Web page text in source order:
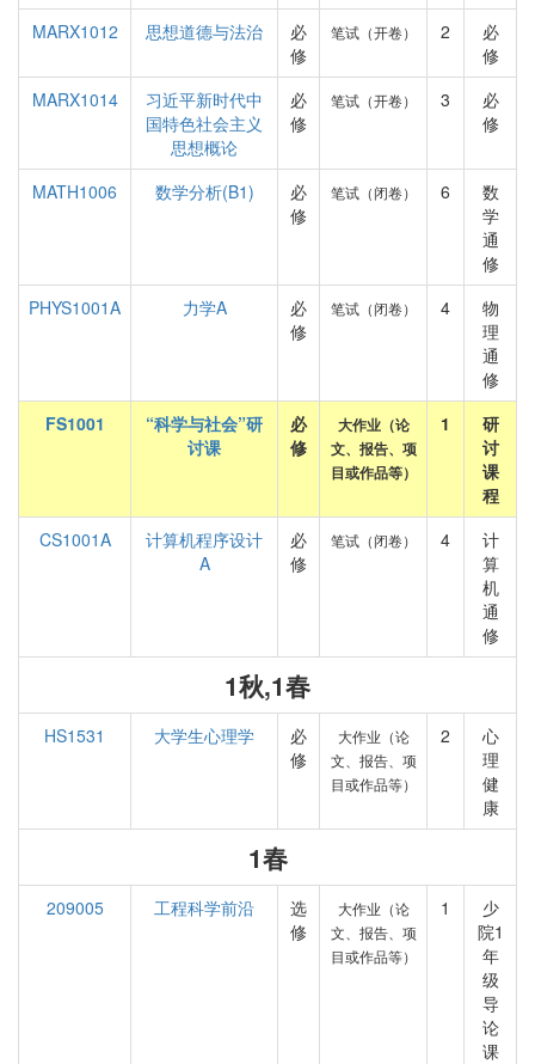
MARX1012
思想道德与法治
必
修
笔试（开卷） 2
必
修
MARX1014
习近平新时代中
国特色社会主义
思想概论
必
修
笔试（开卷） 3
必
修
MATH1006 数学分析(B1)
必
修
笔试（闭卷） 6
数
学
通
修
PHYS1001A
力学A
必
修
笔试（闭卷） 4
物
理
通
修
FS1001
“科学与社会”研
讨课
必
修
大作业（论
文、报告、项
目或作品等）
1
研
讨
课
程
CS1001A
计算机程序设计
A
必
修
笔试（闭卷） 4
计
算
机
通
修
1秋,1春
HS1531 大学生心理学
必
修
大作业（论
文、报告、项
目或作品等）
2
心
理
健
康
1春
209005 工程科学前沿
选
修
大作业（论
文、报告、项
目或作品等）
1
少
院1
年
级
导
论
课